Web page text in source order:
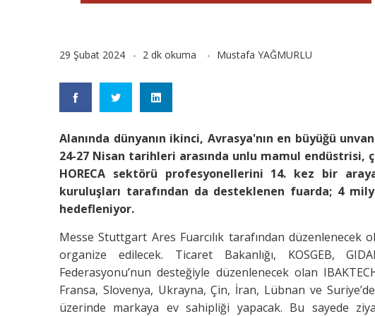
29 Şubat 2024 2 dk okuma Mustafa YAĞMURLU
Alanında dünyanın ikinci, Avrasya'nın en büyüğü
24-27 Nisan tarihleri arasında unlu mamul
HORECA sektörü profesyonellerini 14. kez bir
kuruluşları tarafından da desteklenen fuarda; 4
hedefleniyor.
Messe Stuttgart Ares Fuarcılık tarafından düzenlenecek
organize edilecek. Ticaret Bakanlığı, KOSGEB,
Federasyonu’nun desteğiyle düzenlenecek olan
Fransa, Slovenya, Ukrayna, Çin, İran, Lübnan ve
üzerinde markaya ev sahipliği yapacak. Bu sayede